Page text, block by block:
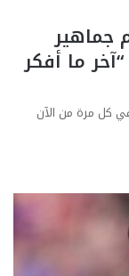
جماهير
ما أفكر
كل مرة من الآن